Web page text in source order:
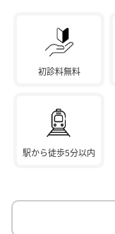
初診料無料
駅から徒歩5分以内